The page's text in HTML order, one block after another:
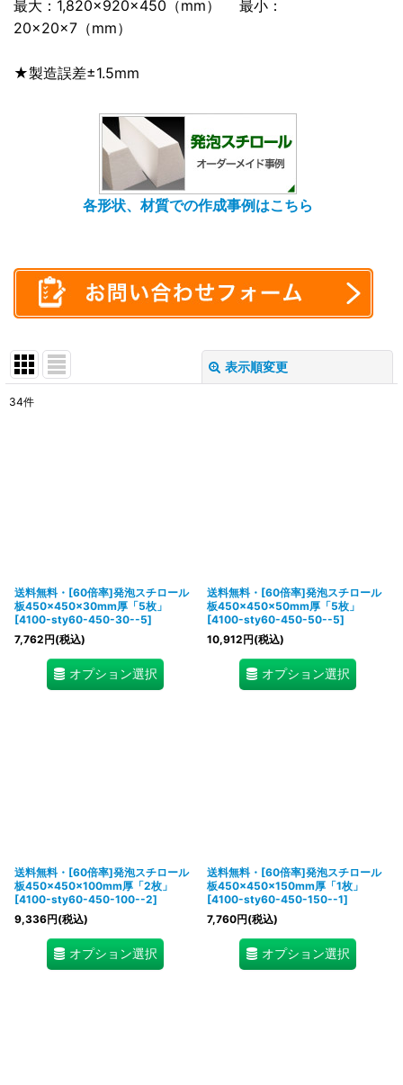
最大：1,820×920×450（mm） 最小：
20×20×7（mm）
★製造誤差±1.5mm
各形状、材質での作成事例はこちら
表示順変更
34件
送料無料・[60倍率]発泡スチロール
板450×450×30mm厚「5枚」
[4100-sty60-450-30--5]
7,762円(税込)
オプション選択
送料無料・[60倍率]発泡スチロール
板450×450×50mm厚「5枚」
[4100-sty60-450-50--5]
10,912円(税込)
オプション選択
送料無料・[60倍率]発泡スチロール
板450×450×100mm厚「2枚」
[4100-sty60-450-100--2]
9,336円(税込)
オプション選択
送料無料・[60倍率]発泡スチロール
板450×450×150mm厚「1枚」
[4100-sty60-450-150--1]
7,760円(税込)
オプション選択